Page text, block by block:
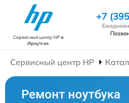
Сервисный центр HPв
Иркутске
+7
Сервисный центр HP
Ремонт ноутбука